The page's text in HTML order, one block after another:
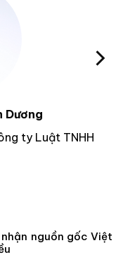
Dương
ty Luật TNHH
nguồn gốc Việt